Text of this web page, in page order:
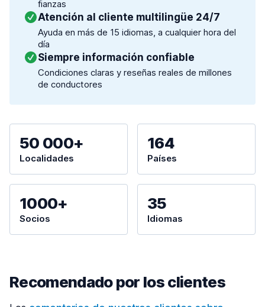
fianzas
Atención al cliente multilingüe 24/7
Ayuda en más de 15 idiomas, a cualquier hora del
día
Siempre información confiable
Condiciones claras y reseñas reales de millones
de conductores
50 000+
Localidades
164
Países
1000+
Socios
35
Idiomas
Recomendado por los clientes